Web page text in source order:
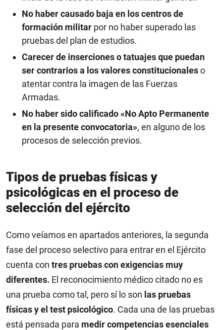
No haber causado baja en los centros de
formación militar por no haber superado las
pruebas del plan de estudios.
Carecer de inserciones o tatuajes que puedan
ser contrarios a los valores constitucionaleso
atentar contra la imagen de las Fuerzas
Armadas.
No haber sido calificado «No Apto Permanente
en la presente convocatoria», en alguno de los
procesos de selección previos.
Tipos de pruebas físicas y
psicológicas en el proceso de
selección del ejército
Como veíamos en apartados anteriores, la segunda
fase del proceso selectivo para entrar en el Ejército
cuenta con tres pruebas con exigencias muy
diferentes. El reconocimiento médico citado no es
una prueba como tal, pero sí lo son las pruebas
físicas y el test psicológico. Cada una de las pruebas
está pensada para medir competencias esenciales